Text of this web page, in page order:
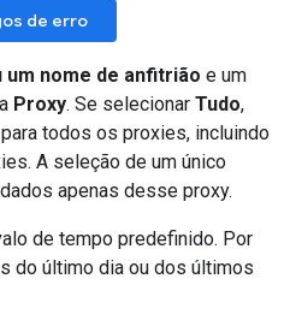
de erro
um nome de anfitrião e um
Proxy. Se selecionar Tudo,
todos os proxies, incluindo
A seleção de um único
apenas desse proxy.
de tempo predefinido. Por
do último dia ou dos últimos